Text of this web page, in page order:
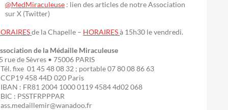
@MedMiraculeuse : lien des articles de notre Association
sur X (Twitter)
de la Chapelle – HORAIRESà 15h30 le vendredi.
de la Médaille Miraculeuse
rue de Sèvres • 75006 PARIS
fixe 01 45 48 08 32 ; portable 07 80 08 86 63
458 44D 020 Paris
: FR81 2004 1000 0119 4584 4d02 068
: PSSTFRPPPAR